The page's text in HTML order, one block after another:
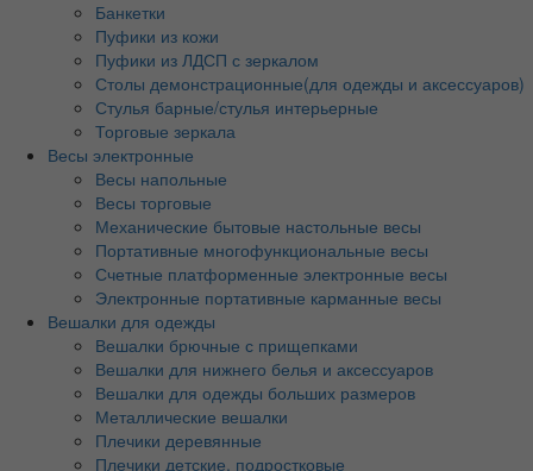
Банкетки
Пуфики из кожи
Пуфики из ЛДСП с зеркалом
Столы демонстрационные(для одежды и аксессуаров)
Стулья барные/стулья интерьерные
Торговые зеркала
Весы электронные
Весы напольные
Весы торговые
Механические бытовые настольные весы
Портативные многофункциональные весы
Счетные платформенные электронные весы
Электронные портативные карманные весы
Вешалки для одежды
Вешалки брючные с прищепками
Вешалки для нижнего белья и аксессуаров
Вешалки для одежды больших размеров
Металлические вешалки
Плечики деревянные
Плечики детские, подростковые